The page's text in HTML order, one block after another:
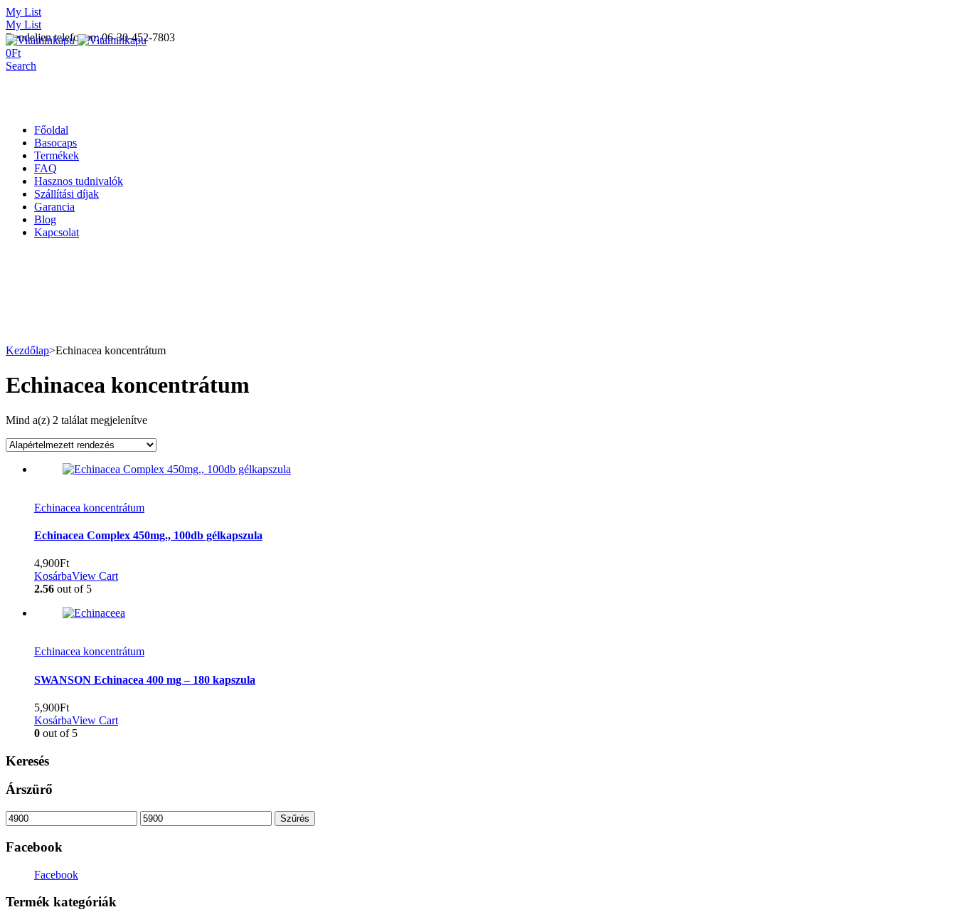
My List
My List
Rendeljen telefonon: 06-30-452-7803
0Ft
Search
Főoldal
Basocaps
Termékek
FAQ
Hasznos tudnivalók
Szállítási díjak
Garancia
Blog
Kapcsolat
Kezdőlap>Echinacea koncentrátum
Echinacea koncentrátum
Mind a(z) 2 találat megjelenítve
Echinacea koncentrátum
Echinacea Complex 450mg., 100db gélkapszula
4,900Ft
KosárbaView Cart
2.56 out of 5
Echinacea koncentrátum
SWANSON Echinacea 400 mg – 180 kapszula
5,900Ft
KosárbaView Cart
0 out of 5
Keresés
Árszürő
Min
ár
Max
ár
Szűrés
Facebook
Facebook
Termék kategóriák